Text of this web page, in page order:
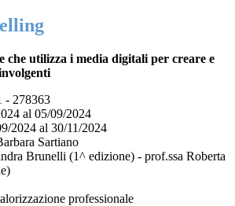
che utilizza i media digitali per creare e
- 278363
al 05/09/2024
2024 al 30/11/2024
Sartiano
Brunelli (1^ edizione) - prof.ssa Roberta
professionale